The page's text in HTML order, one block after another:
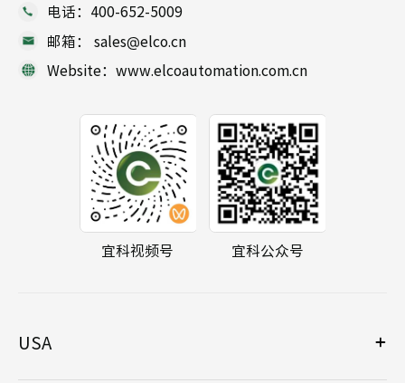
电话：400-652-5009
邮箱： sales@elco.cn
Website：www.elcoautomation.com.cn
宜科视频号 宜科公众号
USA